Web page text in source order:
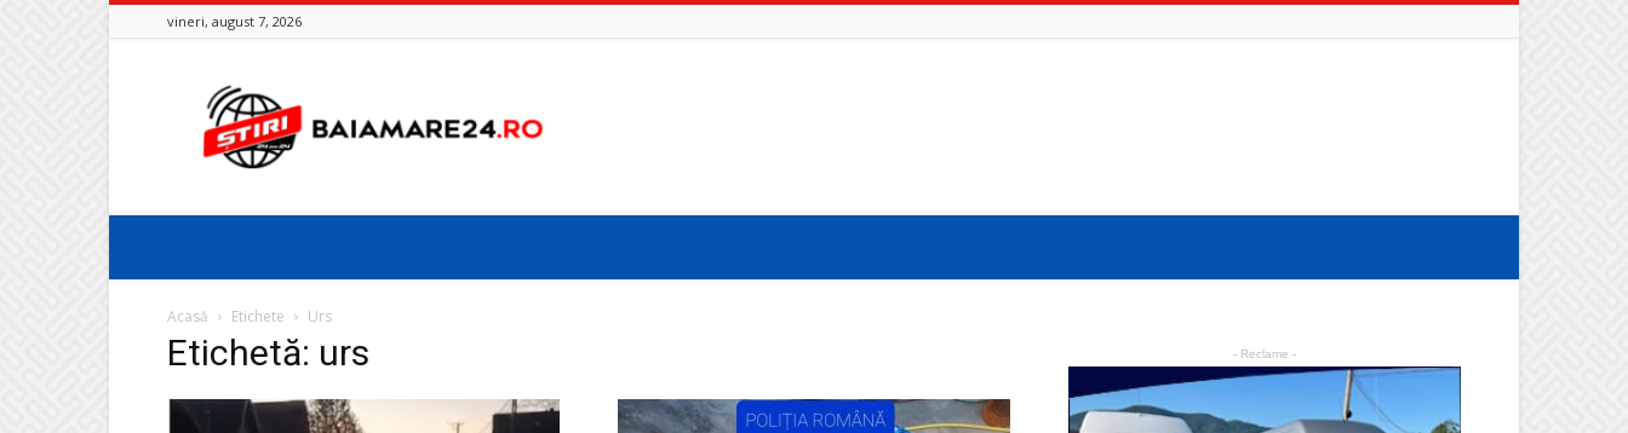
vineri, august 7, 2026
Baia
Mare
24
Acasă Etichete Urs
Etichetă: urs - Reclame -